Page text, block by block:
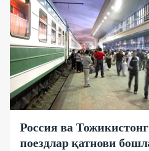
Россия ва
поездлар қатнови